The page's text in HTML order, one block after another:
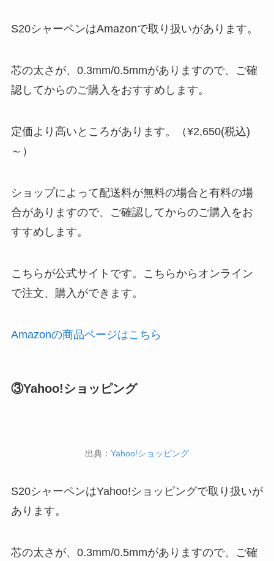
S20シャーペンはAmazonで取り扱いがあります。
芯の太さが、0.3mm/0.5mmがありますので、ご確
認してからのご購入をおすすめします。
定価より高いところがあります。（¥2,650(税込)
～）
ショップによって配送料が無料の場合と有料の場
合がありますので、ご確認してからのご購入をお
すすめします。
こちらが公式サイトです。こちらからオンライン
で注文、購入ができます。
Amazonの商品ページはこちら
③Yahoo!ショッピング
出典： Yahoo!ショッピング
S20シャーペンはYahoo!ショッピングで取り扱いが
あります。
芯の太さが、0.3mm/0.5mmがありますので、ご確